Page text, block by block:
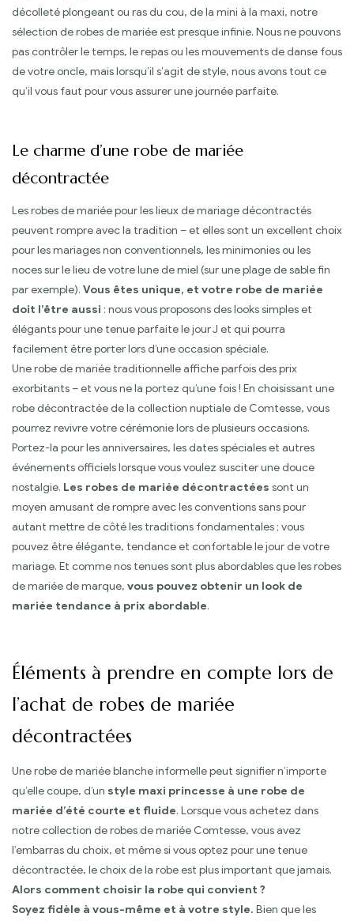
décolleté plongeant ou ras du cou, de la mini à la maxi, notre
sélection de robes de mariée est presque infinie. Nous ne pouvons
pas contrôler le temps, le repas ou les mouvements de danse fous
de votre oncle, mais lorsqu’il s’agit de style, nous avons tout ce
qu’il vous faut pour vous assurer une journée parfaite.
Le charme d’une robe de mariée
décontractée
Les robes de mariée pour les lieux de mariage décontractés
peuvent rompre avec la tradition – et elles sont un excellent choix
pour les mariages non conventionnels, les minimonies ou les
noces sur le lieu de votre lune de miel (sur une plage de sable fin
par exemple). Vous êtes unique, et votre robe de mariée
doit l’être aussi : nous vous proposons des looks simples et
élégants pour une tenue parfaite le jour J et qui pourra
facilement être porter lors d’une occasion spéciale.
Une robe de mariée traditionnelle affiche parfois des prix
exorbitants – et vous ne la portez qu’une fois ! En choisissant une
robe décontractée de la collection nuptiale de Comtesse, vous
pourrez revivre votre cérémonie lors de plusieurs occasions.
Portez-la pour les anniversaires, les dates spéciales et autres
événements officiels lorsque vous voulez susciter une douce
nostalgie. Les robes de mariée décontractées sont un
moyen amusant de rompre avec les conventions sans pour
autant mettre de côté les traditions fondamentales ; vous
pouvez être élégante, tendance et confortable le jour de votre
mariage. Et comme nos tenues sont plus abordables que les robes
de mariée de marque, vous pouvez obtenir un look de
mariée tendance à prix abordable.
Éléments à prendre en compte lors de
l’achat de robes de mariée
décontractées
Une robe de mariée blanche informelle peut signifier n’importe
qu’elle coupe, d’un style maxi princesse à une robe de
mariée d’été courte et fluide. Lorsque vous achetez dans
notre collection de robes de mariée Comtesse, vous avez
l’embarras du choix, et même si vous optez pour une tenue
décontractée, le choix de la robe est plus important que jamais.
Alors comment choisir la robe qui convient ?
Soyez fidèle à vous-même et à votre style. Bien que les